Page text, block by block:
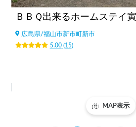
広島県/福山市新市町新市
5.00(15)
MAP表示